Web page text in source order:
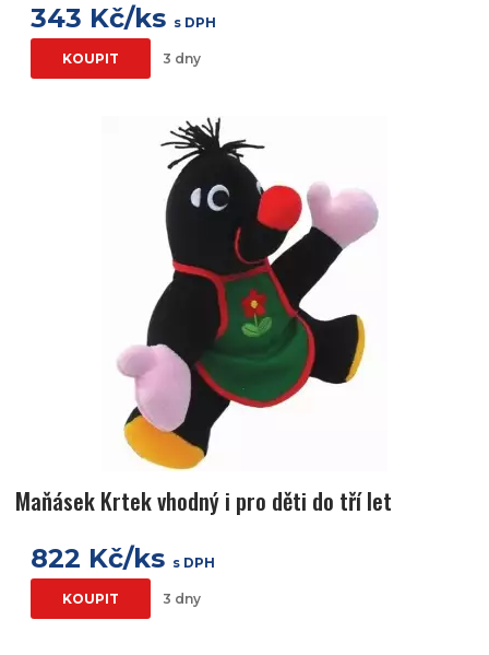
343 Kč/ks s DPH
KOUPIT 3 dny
Maňásek Krtek vhodný i pro děti do tří let
822 Kč/ks s DPH
KOUPIT 3 dny